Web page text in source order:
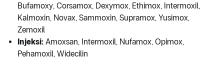
Bufamoxy, Corsamox, Dexymox, Ethimox, Intermoxil,
Kalmoxin, Novax, Sammoxin, Supramox, Yusimox,
Zemoxil
Injeksi: Amoxsan, Intermoxil, Nufamox, Opimox,
Pehamoxil, Widecilin